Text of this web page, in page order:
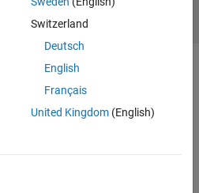
Switzerland
Deutsch
English
Français
United Kingdom(English)